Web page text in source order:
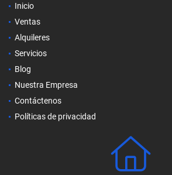
Inicio
Ventas
Alquileres
Servicios
Blog
Nuestra Empresa
Contáctenos
Políticas de privacidad